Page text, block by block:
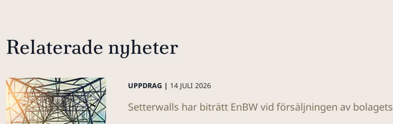
Relaterade nyheter
UPPDRAG | 14 JULI 2026
Setterwalls har biträtt EnBW vid försäljningen av